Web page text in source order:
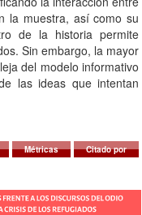
la muestra, así como su
de la historia permite
Sin embargo, la mayor
del modelo informativo
las ideas que intentan
Métricas Citado por